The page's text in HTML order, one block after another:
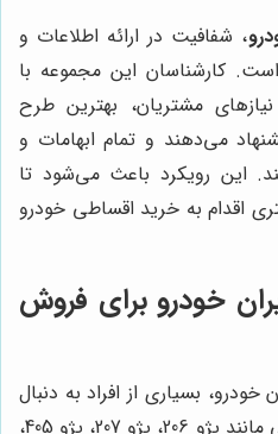
، شفافیت در ارائه اطلاعات و
کارشناسان این مجموعه با
مشتریان، بهترین طرح
می‌دهند و تمام ابهامات و
این رویکرد باعث می‌شود تا
اقدام به خرید اقساطی خودرو
خودرو برای فروش
بسیاری از افراد به دنبال
خرید اقساطی مدل‌های محبوبی مانند پژو 206، پژو 207، پژو 405،